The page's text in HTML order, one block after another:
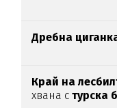
Дребна
Край на
хвана с турска